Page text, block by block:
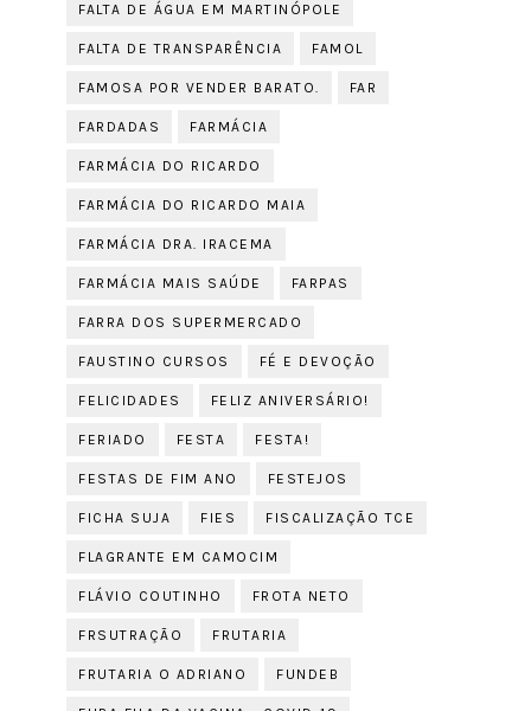
FALTA DE ÁGUA EM MARTINÓPOLE
FALTA DE TRANSPARÊNCIA FAMOL
FAMOSA POR VENDER BARATO. FAR
FARDADAS FARMÁCIA
FARMÁCIA DO RICARDO
FARMÁCIA DO RICARDO MAIA
FARMÁCIA DRA. IRACEMA
FARMÁCIA MAIS SAÚDE FARPAS
FARRA DOS SUPERMERCADO
FAUSTINO CURSOS FÉ E DEVOÇÃO
FELICIDADES FELIZ ANIVERSÁRIO!
FERIADO FESTA FESTA!
FESTAS DE FIM ANO FESTEJOS
FICHA SUJA FIES FISCALIZAÇÃO TCE
FLAGRANTE EM CAMOCIM
FLÁVIO COUTINHO FROTA NETO
FRSUTRAÇÃO FRUTARIA
FRUTARIA O ADRIANO FUNDEB